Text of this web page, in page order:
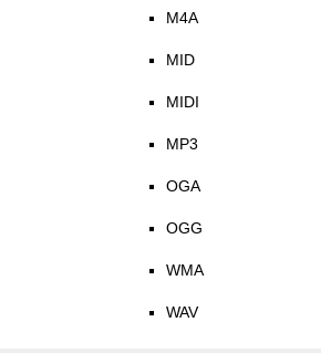
M4A
MID
MIDI
MP3
OGA
OGG
WMA
WAV